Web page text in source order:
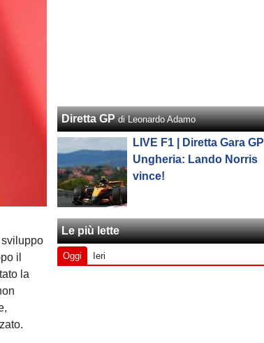
sviluppo
il
la
Diretta GP di Leonardo Adamo
LIVE F1 | Diretta Gara GP
Ungheria: Lando Norris
vince!
Le più lette
Oggi Ieri